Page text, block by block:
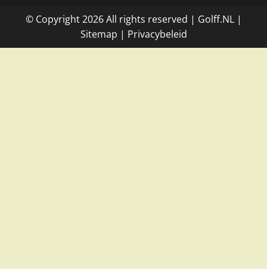
© Copyright2026All rights reserved | Golff.NL|
Sitemap | Privacybeleid